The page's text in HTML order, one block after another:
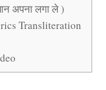
अपना लगा ले )
Transliteration